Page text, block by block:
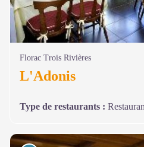
Florac Trois Rivières
L'Adonis
Type de restaurants :